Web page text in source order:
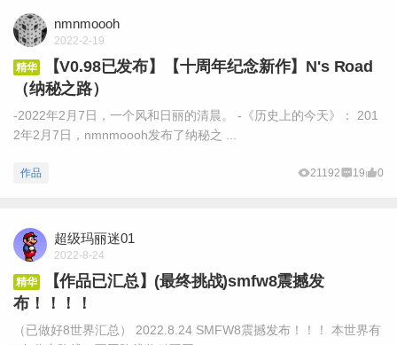
nmnmoooh
2022-2-19
精华
【V0.98已发布】【十周年纪念新作】N's Road
（纳秘之路）
-2022年2月7日，一个风和日丽的清晨。 -《历史上的今天》： 201
2年2月7日，nmnmoooh发布了纳秘之 ...
作品 21192 19 0
超级玛丽迷01
2022-8-24
精华
【作品已汇总】(最终挑战)smfw8震撼发
布！！！！
（已做好8世界汇总） 2022.8.24 SMFW8震撼发布！！！ 本世界有